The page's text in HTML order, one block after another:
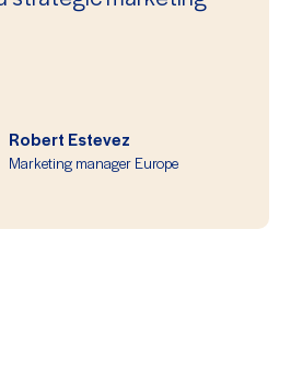
Robert Estevez
Marketing manager Europe